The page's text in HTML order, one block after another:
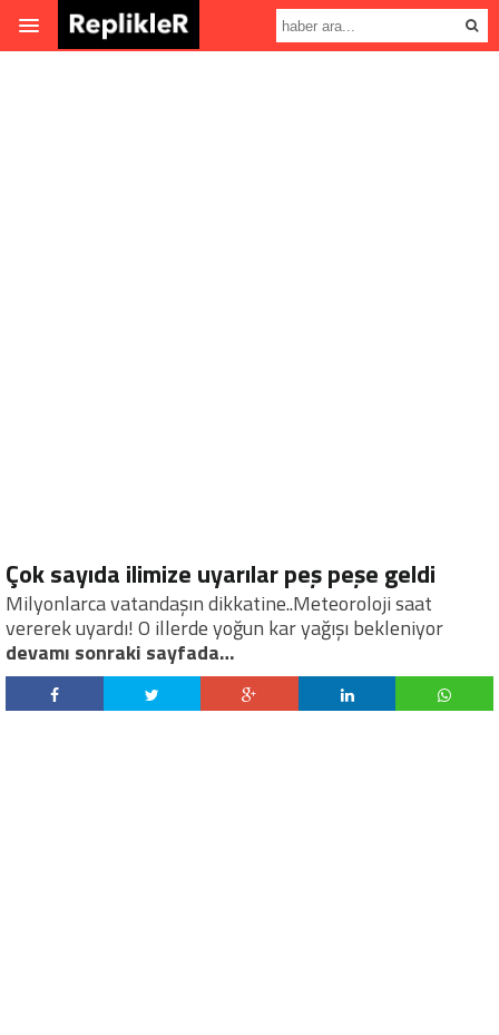
Çok sayıda ilimize uyarılar peş peşe geldi
Milyonlarca vatandaşın dikkatine..Meteoroloji saat
vererek uyardı! O illerde yoğun kar yağışı bekleniyor
devamı sonraki sayfada…